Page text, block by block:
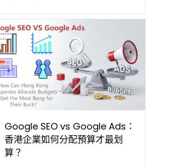
Google SEO vs Google Ads：
香港企業如何分配預算才最划
算？